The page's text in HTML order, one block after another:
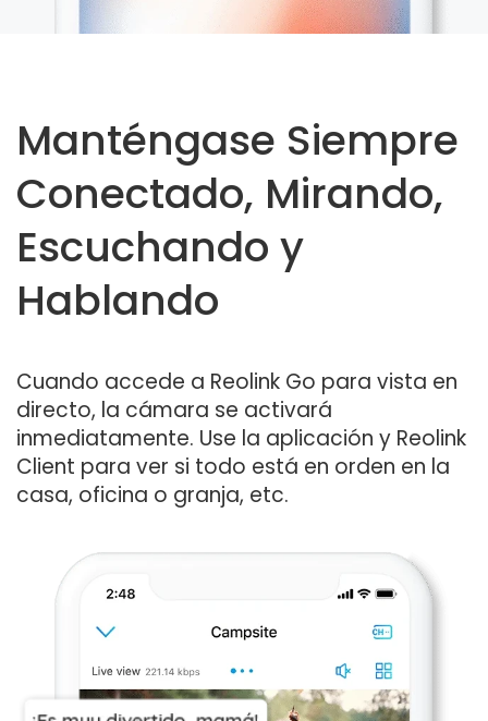
Manténgase Siempre
Conectado, Mirando,
Escuchando y
Hablando
Cuando accede a Reolink Go para vista en
directo, la cámara se activará
inmediatamente. Use la aplicación y Reolink
Client para ver si todo está en orden en la
casa, oficina o granja, etc.